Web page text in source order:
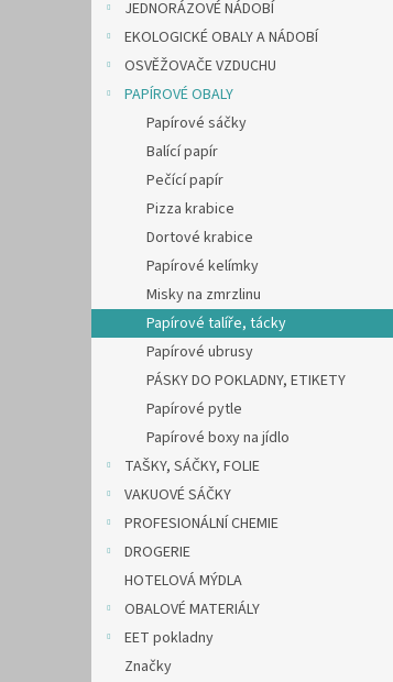
JEDNORÁZOVÉ NÁDOBÍ
EKOLOGICKÉ OBALY A NÁDOBÍ
OSVĚŽOVAČE VZDUCHU
PAPÍROVÉ OBALY
Papírové sáčky
Balící papír
Pečící papír
Pizza krabice
Dortové krabice
Papírové kelímky
Misky na zmrzlinu
Papírové talíře, tácky
Papírové ubrusy
PÁSKY DO POKLADNY, ETIKETY
Papírové pytle
Papírové boxy na jídlo
TAŠKY, SÁČKY, FOLIE
VAKUOVÉ SÁČKY
PROFESIONÁLNÍ CHEMIE
DROGERIE
HOTELOVÁ MÝDLA
OBALOVÉ MATERIÁLY
EET pokladny
Značky